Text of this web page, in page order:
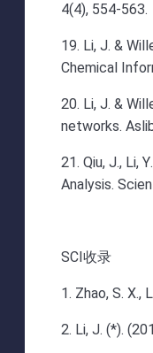
4(4), 554-563.
19. Li, J. &
Chemical
20. Li, J. &
networks.
21. Qiu, J., Li,
Analysis.
SCI收录
1. Zhao, S.
2. Li, J. (*).